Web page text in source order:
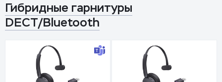
Гибридные гарнитуры
DECT/Bluetooth